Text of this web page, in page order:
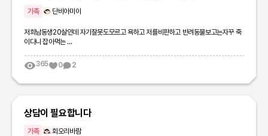
가족 단비아미이
저희남동생20살인데 자기잘못도모르고 욕하고 저를비판하고 반려동물보고는자꾸 죽
이다니 잡아먹는 ...
365 0 2
상담이 필요합니다
가족 회오리바람